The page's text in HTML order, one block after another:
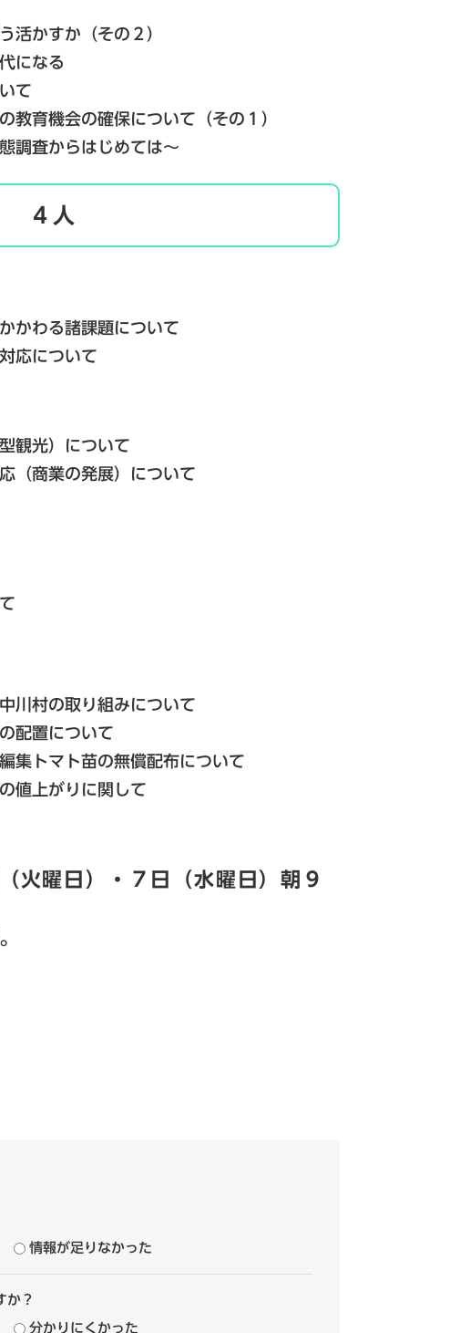
すか（その２）
なる
て
機会の確保について（その１）
からはじめては～
４人
る諸課題について
について
光）について
業の発展）について
の取り組みについて
置について
マト苗の無償配布について
上がりに関して
火曜日）・７日（水曜日）朝９
情報が足りなかった
か？
分かりにくかった